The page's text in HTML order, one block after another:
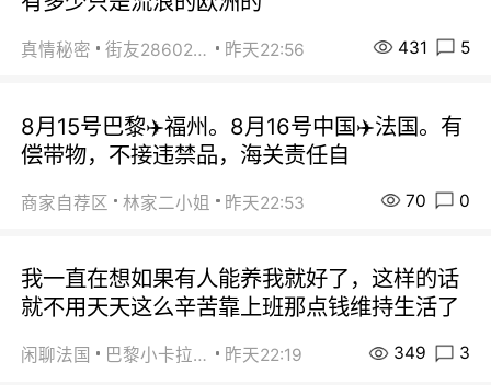
真情秘密 街友28602925 昨天22:56 431 5
8月15号巴黎✈️福州。8月16号中国✈️法国。有
偿带物，不接违禁品，海关责任自
商家自荐区 林家二小姐 昨天22:53 70 0
我一直在想如果有人能养我就好了，这样的话
就不用天天这么辛苦靠上班那点钱维持生活了
闲聊法国 巴黎小卡拉咪 昨天22:19 349 3